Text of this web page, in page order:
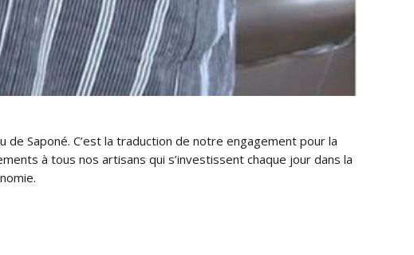
de Saponé. C’est la traduction de notre engagement pour la
à tous nos artisans qui s’investissent chaque jour dans la